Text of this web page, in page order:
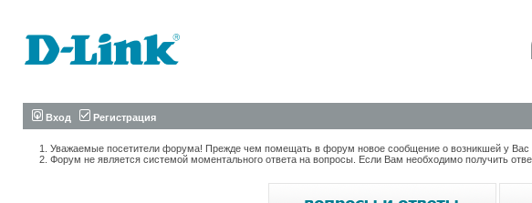
Вход Регистрация
Уважаемые посетители форума! Прежде чем помещать в форум новое сообщение о возникшей у Вас
Форум не является системой моментального ответа на вопросы. Если Вам необходимо получить